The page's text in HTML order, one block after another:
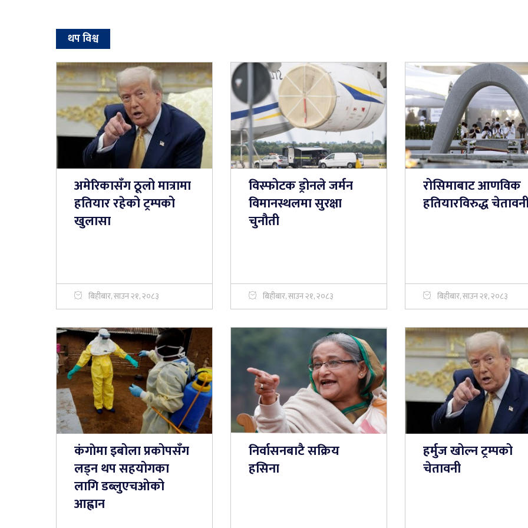
थप विश्व
अमेरिकासँग ठूलो मात्रामा
हतियार रहेको ट्रम्पको
खुलासा
बिहीबार, साउन २१, २०८३
विस्फोटक ड्रोनले जर्मन
विमानस्थलमा सुरक्षा
चुनौती
बिहीबार, साउन २१, २०८३
रोसिमाबाट आणविक
हतियारविरुद्ध
बिहीबार, साउन २१, २०८३
कंगाेमा इबोला प्रकोपसँग
लड्न थप सहयोगका
लागि डब्लुएचओको
आह्वान
निर्वासनबाटै सक्रिय
हसिना
हर्मुज खोल्न ट्रम्पको
चेतावनी